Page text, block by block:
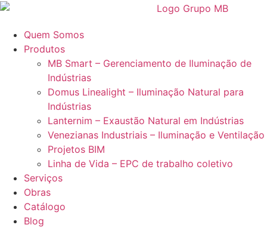
Ir
conteúdo
Quem Somos
Produtos
MB Smart – Gerenciamento de Iluminação de
Indústrias
Domus Linealight – Iluminação Natural para
Indústrias
Lanternim – Exaustão Natural em Indústrias
Venezianas Industriais – Iluminação e Ventilação
Projetos BIM
Linha de Vida – EPC de trabalho coletivo
Serviços
Obras
Catálogo
Blog